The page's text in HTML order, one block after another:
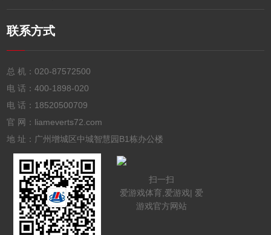
联系方式
总 机：020-87572500
电 话：400-1898-020
电 话： 18520500709
官 网：liameverts72.com
地 址：广州增城区中城智慧园B1栋办公楼
扫一扫
爱游戏体育,爱游戏| 爱
游戏官方网站